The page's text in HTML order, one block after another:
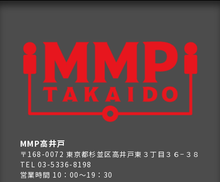
MMP高井戸
〒168-0072 東京都杉並区高井戸東３丁目３６−３８
TEL 03-5336-8198
営業時間 10：00～19：30